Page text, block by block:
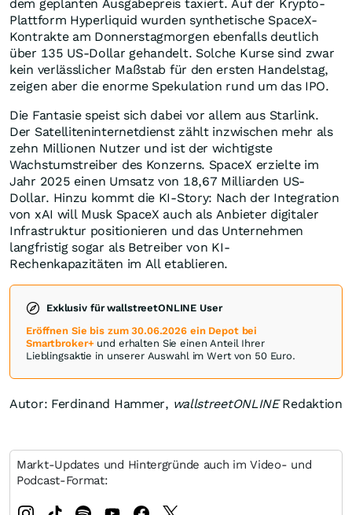
dem geplanten Ausgabepreis taxiert. Auf der Krypto-
Plattform Hyperliquid wurden synthetische SpaceX-
Kontrakte am Donnerstagmorgen ebenfalls deutlich
über 135 US-Dollar gehandelt. Solche Kurse sind zwar
kein verlässlicher Maßstab für den ersten Handelstag,
zeigen aber die enorme Spekulation rund um das IPO.
Die Fantasie speist sich dabei vor allem aus Starlink.
Der Satelliteninternetdienst zählt inzwischen mehr als
zehn Millionen Nutzer und ist der wichtigste
Wachstumstreiber des Konzerns. SpaceX erzielte im
Jahr 2025 einen Umsatz von 18,67 Milliarden US-
Dollar. Hinzu kommt die KI-Story: Nach der Integration
von xAI will Musk SpaceX auch als Anbieter digitaler
Infrastruktur positionieren und das Unternehmen
langfristig sogar als Betreiber von KI-
Rechenkapazitäten im All etablieren.
Exklusiv für wallstreetONLINE User
Eröffnen Sie bis zum 30.06.2026 ein Depot bei
Smartbroker+und erhalten Sie einen Anteil Ihrer
Lieblingsaktie in unserer Auswahl im Wert von 50 Euro.
Autor: Ferdinand Hammer, wallstreetONLINERedaktion
Markt-Updates und Hintergründe auch im Video- und
Podcast-Format: